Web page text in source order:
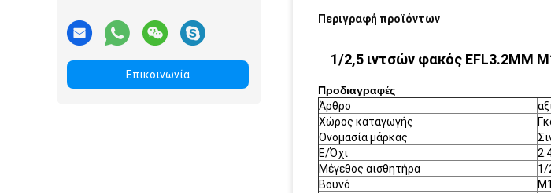
Επικοινωνία
Περιγραφή προϊόντων
1/2,5 ιντσών φακός EFL3.2MM
Προδιαγραφές
Άρθρο
Χώρος καταγωγής
Ονομασία μάρκας
Ε/Όχι
Μέγεθος αισθητήρα
1/
Βουνό